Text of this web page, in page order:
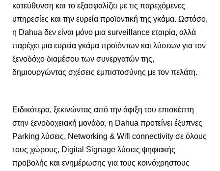
κατεύθυνση και το εξασφαλίζει με τις παρεχόμενες
υπηρεσίες και την ευρεία προϊοντική της γκάμα. Ωστόσο,
η Dahua δεν είναι μόνο μια surveillance εταιρία, αλλά
παρέχει μια ευρεία γκάμα προϊόντων και λύσεων για τον
ξενοδόχο διαμέσου των συνεργατών της,
δημιουργώντας σχέσεις εμπιστοσύνης με τον πελάτη.
Ειδικότερα, ξεκινώντας από την άφιξη του επισκέπτη
στην ξενοδοχειακή μονάδα, η Dahua προτείνει έξυπνες
Parking λύσεις, Networking & Wifi connectivity σε όλους
τους χώρους, Digital Signage λύσεις ψηφιακής
προβολής και ενημέρωσης για τους κοινόχρηστους